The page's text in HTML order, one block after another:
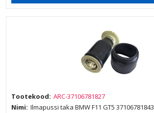
Tootekood: ARC-37106781827
Nimi: Ilmapussi taka BMW F11 GT5 37106781843